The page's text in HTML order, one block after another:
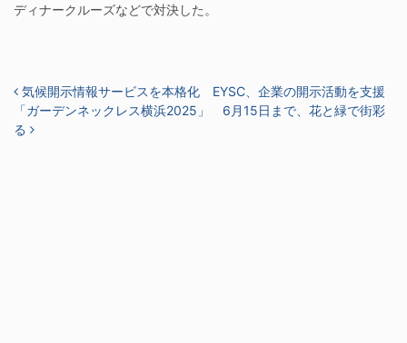
ディナークルーズなどで対決した。
投稿ナビゲーション
気候開示情報サービスを本格化 EYSC、企業の開示活動を支援
「ガーデンネックレス横浜2025」 6月15日まで、花と緑で街彩
る